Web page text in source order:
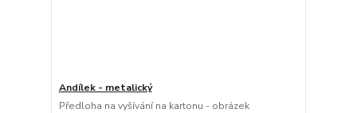
Andílek - metalický
Předloha na vyšívání na kartonu - obrázek